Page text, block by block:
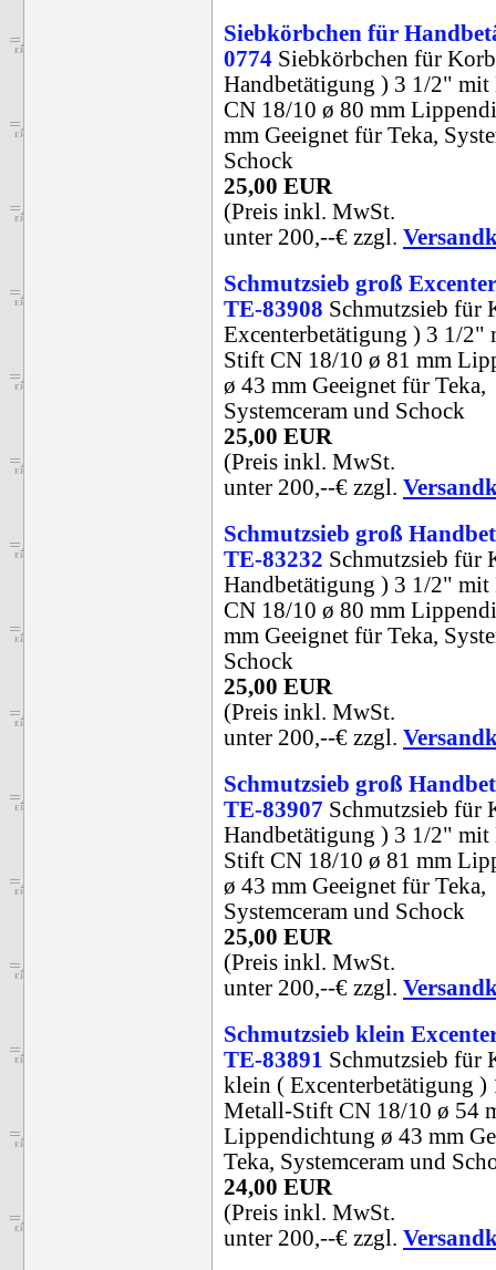
Siebkörbchen für
0774 Siebkörbchen für
Handbetätigung ) 3 1/2"
CN 18/10 ø 80 mm
mm Geeignet für Teka,
Schock
25,00 EUR
(Preis inkl. MwSt.
unter 200,--€ zzgl.
Schmutzsieb groß
TE-83908 Schmutzsieb für
Excenterbetätigung ) 3 1/2"
Stift CN 18/10 ø 81 mm
ø 43 mm Geeignet für Teka,
Systemceram und Schock
25,00 EUR
(Preis inkl. MwSt.
unter 200,--€ zzgl.
Schmutzsieb groß
TE-83232 Schmutzsieb für
Handbetätigung ) 3 1/2"
CN 18/10 ø 80 mm
mm Geeignet für Teka,
Schock
25,00 EUR
(Preis inkl. MwSt.
unter 200,--€ zzgl.
Schmutzsieb groß
TE-83907 Schmutzsieb für
Handbetätigung ) 3 1/2"
Stift CN 18/10 ø 81 mm
ø 43 mm Geeignet für Teka,
Systemceram und Schock
25,00 EUR
(Preis inkl. MwSt.
unter 200,--€ zzgl.
Schmutzsieb klein
TE-83891 Schmutzsieb für
klein ( Excenterbetätigung
Metall-Stift CN 18/10 ø 54
Lippendichtung ø 43 mm
Teka, Systemceram und
24,00 EUR
(Preis inkl. MwSt.
unter 200,--€ zzgl.